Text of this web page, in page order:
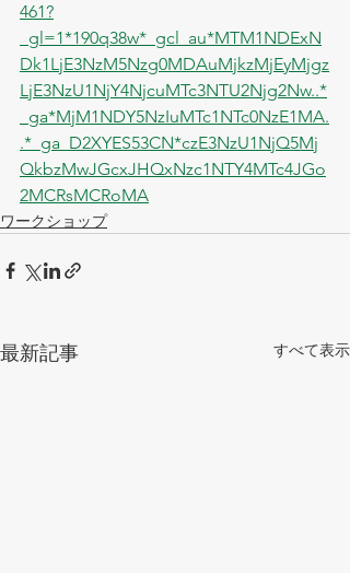
461?
_gl=1*190q38w*_gcl_au*MTM1NDExN
Dk1LjE3NzM5Nzg0MDAuMjkzMjEyMjgz
LjE3NzU1NjY4NjcuMTc3NTU2Njg2Nw..*
_ga*MjM1NDY5NzIuMTc1NTc0NzE1MA.
.*_ga_D2XYES53CN*czE3NzU1NjQ5Mj
QkbzMwJGcxJHQxNzc1NTY4MTc4JGo
2MCRsMCRoMA
ワークショップ
最新記事 すべて表示